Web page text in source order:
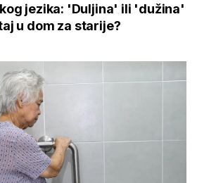
jezika: 'Duljina' ili 'dužina'
u dom za starije?